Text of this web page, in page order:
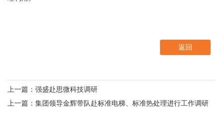
返回
上一篇：强盛赴思微科技调研
上一篇：集团领导金辉带队赴标准电梯、标准热处理进行工作调研